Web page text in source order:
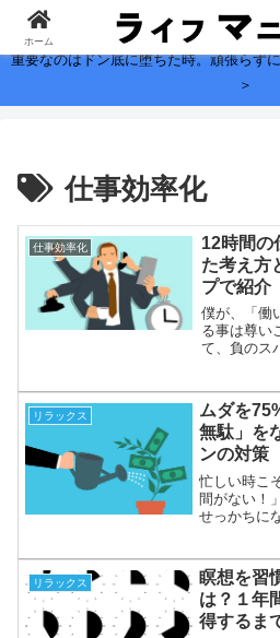
子どもに残したい、お金よ
重要なのはドン底に堕ちた時。頑張らず
＞
仕事効率化
仕事効率化
12時間の
た考え方
プで紹介
僕が、「働
る事は尊い
て、負のス
をシェアし
思うけど
ンス、個
ために、も
リラックス
ムダを
無駄」を
ンの対策
忙しい時こ
間がない！
せっかちに
「瞑想はム
る」非常
りも瞑想を
結果的に早
リラックス
瞑想を習
は？１年
得するま
ホーム